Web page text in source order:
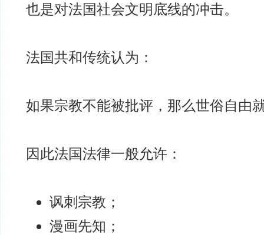
也是对法国社会文明底线的冲击。
法国共和传统认为：
如果宗教不能被批评，那么世俗自由
因此法国法律一般允许：
讽刺宗教；
漫画先知；